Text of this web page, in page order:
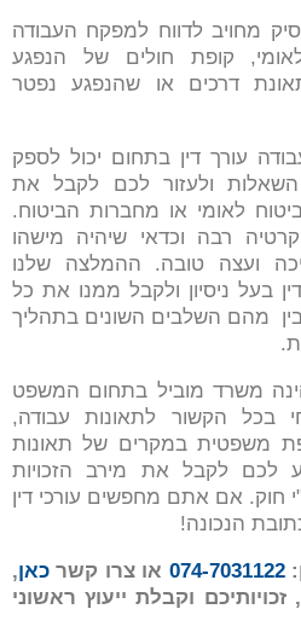
מחויב לדווח למפקח העבודה
קופת חולים של הנפגע
דרכים או שהנפגע נפטר
עורך דין בתחום יכול לספק
ולעזור לכם לקבל את
לאומי או מחברות הביטוח.
רבה וכדאי שיהיה מישהו
ועצה טובה. ההמלצה שלנו
בעל ניסיון ולקבל ממנו את כל
מהם השלבים השונים בתהליך
הינה משרד מוביל בתחום המשפט
בכל הקשור לתאונות עבודה,
משפטית במקרים של תאונות
לכם לקבל את מירב הזכויות
חוק. אם אתם מחפשים עורכי דין
הנכונה!
074-7031122 או צרו קשר כאן,
וקבלת ייעוץ ראשוני